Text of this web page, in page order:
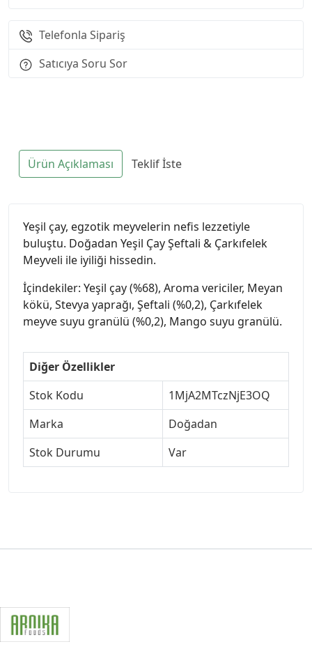
Telefonla Sipariş
Satıcıya Soru Sor
Ürün Açıklaması Teklif İste
Yeşil çay, egzotik meyvelerin nefis lezzetiyle
buluştu. Doğadan Yeşil Çay Şeftali & Çarkıfelek
Meyveli ile iyiliği hissedin.
İçindekiler: Yeşil çay (%68), Aroma vericiler, Meyan
kökü, Stevya yaprağı, Şeftali (%0,2), Çarkıfelek
meyve suyu granülü (%0,2), Mango suyu granülü.
Diğer Özellikler
Stok Kodu
1MjA2MTczNjE3OQ
Marka
Doğadan
Stok Durumu
Var